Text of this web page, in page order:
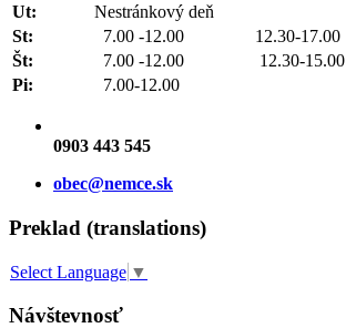
Ut:
Nestránkový deň
St:
7.00 -12.00 12.30-17.00
Št:
7.00 -12.00 12.30-15.00
Pi:
7.00-12.00
0903 443 545
obec@nemce.sk
Preklad (translations)
Select Language ▼
Návštevnosť